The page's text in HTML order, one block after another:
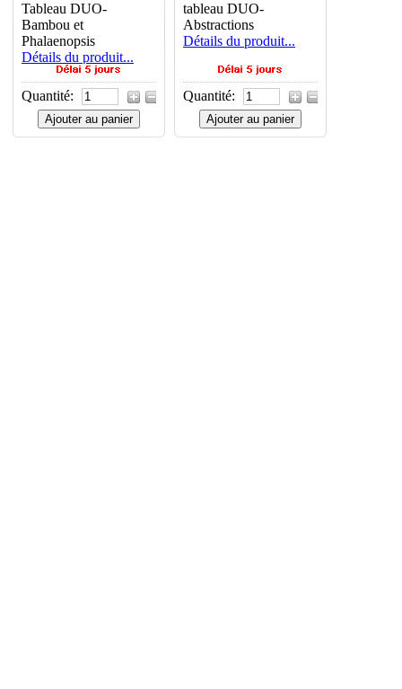
Tableau DUO-
Bambou et
Phalaenopsis
Détails du produit...
Quantité:
Ajouter au panier
tableau DUO-
Abstractions
Détails du produit...
Quantité:
Ajouter au panier